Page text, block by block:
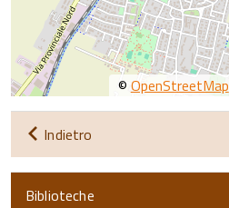
© OpenStreetMap
Indietro
Biblioteche